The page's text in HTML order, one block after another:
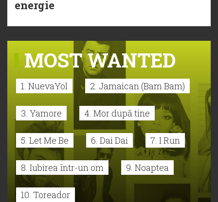
energie
MOST WANTED
1. NuevaYol 2. Jamaican (Bam Bam)
3. Yamore 4. Mor după tine
5. Let Me Be 6. Dai Dai 7. I Run
8. Iubirea într-un om 9. Noaptea
10. Toreador